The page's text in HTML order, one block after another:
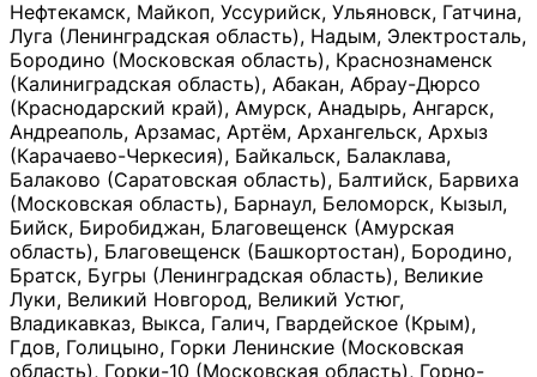
Нефтекамск, Майкоп, Уссурийск, Ульяновск, Гатчина,
Луга (Ленинградская область), Надым, Электросталь,
Бородино (Московская область), Краснознаменск
(Калиниградская область), Абакан, Абрау-Дюрсо
(Краснодарский край), Амурск, Анадырь, Ангарск,
Андреаполь, Арзамас, Артём, Архангельск, Архыз
(Карачаево-Черкесия), Байкальск, Балаклава,
Балаково (Саратовская область), Балтийск, Барвиха
(Московская область), Барнаул, Беломорск, Кызыл,
Бийск, Биробиджан, Благовещенск (Амурская
область), Благовещенск (Башкортостан), Бородино,
Братск, Бугры (Ленинградская область), Великие
Луки, Великий Новгород, Великий Устюг,
Владикавказ, Выкса, Галич, Гвардейское (Крым),
Гдов, Голицыно, Горки Ленинские (Московская
область), Горки-10 (Московская область), Горно-